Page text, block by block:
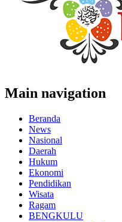
Main navigation
Beranda
News
Nasional
Daerah
Hukum
Ekonomi
Pendidikan
Wisata
Ragam
BENGKULU